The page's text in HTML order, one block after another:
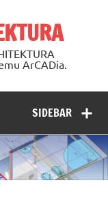
ArCADia.
SIDEBAR